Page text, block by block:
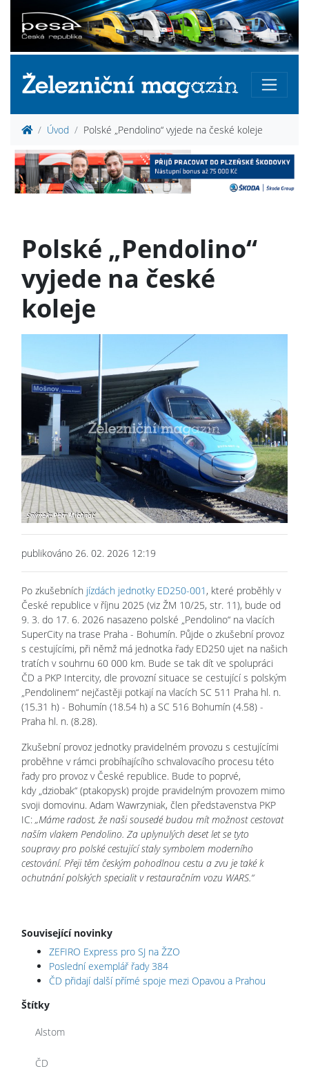
Úvod Polské „Pendolino“ vyjede na české koleje
Polské „Pendolino“
vyjede na české
koleje
publikováno 26. 02. 2026 12:19
Po zkušebních jízdách jednotky ED250-001 , které proběhly v
České republice v říjnu 2025 (viz ŽM 10/25, str. 11), bude od
9. 3. do 17. 6. 2026 nasazeno polské „Pendolino“ na vlacích
SuperCity na trase Praha - Bohumín. Půjde o zkušební provoz
s cestujícími, při němž má jednotka řady ED250 ujet na našich
tratích v souhrnu 60 000 km. Bude se tak dít ve spolupráci
ČD a PKP Intercity, dle provozní situace se cestující s polským
„Pendolinem“ nejčastěji potkají na vlacích SC 511 Praha hl. n.
(15.31 h) - Bohumín (18.54 h) a SC 516 Bohumín (4.58) -
Praha hl. n. (8.28).
Zkušební provoz jednotky pravidelném provozu s cestujícími
proběhne v rámci probíhajícího schvalovacího procesu této
řady pro provoz v České republice. Bude to poprvé,
kdy „dziobak“ (ptakopysk) projde pravidelným provozem mimo
svoji domovinu. Adam Wawrzyniak, člen představenstva PKP
IC: „Máme radost, že naši sousedé budou mít možnost cestovat
naším vlakem Pendolino. Za uplynulých deset let se tyto
soupravy pro polské cestující staly symbolem moderního
cestování. Přeji těm českým pohodlnou cestu a zvu je také k
ochutnání polských specialit v restauračním vozu WARS.“
Související novinky
ZEFIRO Express pro SJ na ŽZO
Poslední exemplář řady 384
ČD přidají další přímé spoje mezi Opavou a Prahou
Štítky
Alstom
ČD